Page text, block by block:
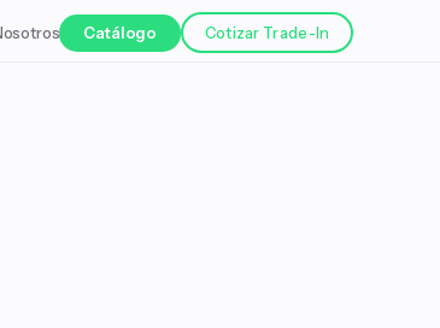
Catálogo Cotizar Trade-In